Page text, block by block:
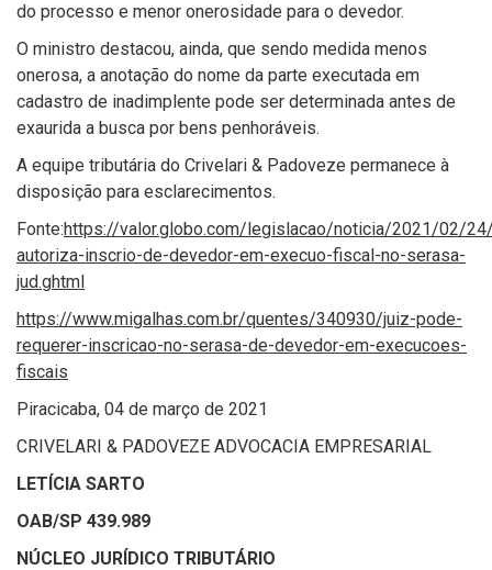
do processo e menor onerosidade para o devedor.
O ministro destacou, ainda, que sendo medida menos
onerosa, a anotação do nome da parte executada em
cadastro de inadimplente pode ser determinada antes de
exaurida a busca por bens penhoráveis.
A equipe tributária do Crivelari & Padoveze permanece à
disposição para esclarecimentos.
Fonte:https://valor.globo.com/legislacao/noticia/2021/02/
autoriza-inscrio-de-devedor-em-execuo-fiscal-no-serasa-
jud.ghtml
https://www.migalhas.com.br/quentes/340930/juiz-pode-
requerer-inscricao-no-serasa-de-devedor-em-execucoes-
fiscais
Piracicaba, 04 de março de 2021
CRIVELARI & PADOVEZE ADVOCACIA EMPRESARIAL
LETÍCIA SARTO
OAB/SP 439.989
NÚCLEO JURÍDICO TRIBUTÁRIO